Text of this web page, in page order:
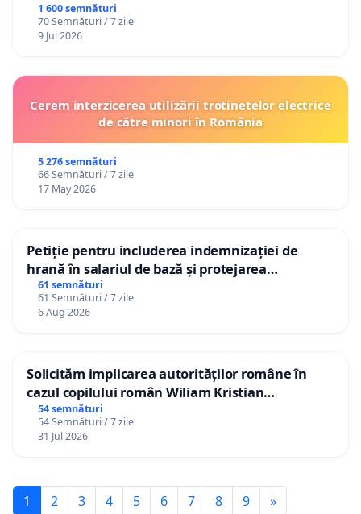
1 600 semnături
70 Semnături / 7 zile
9 Jul 2026
Cerem interzicerea utilizării trotinetelor electrice
de către minori în România
5 276 semnături
66 Semnături / 7 zile
17 May 2026
Petiție pentru includerea indemnizației de
hrană în salariul de bază și protejarea
gradațiilor de vechime pentru asistenții
personali
61 semnături
61 Semnături / 7 zile
6 Aug 2026
Solicităm implicarea autorităților române în
cazul copilului român Wiliam Kristian
Gheorghe, aflat în plasament în Danemarca de
12 ani
54 semnături
54 Semnături / 7 zile
31 Jul 2026
1 2 3 4 5 6 7 8 9 »